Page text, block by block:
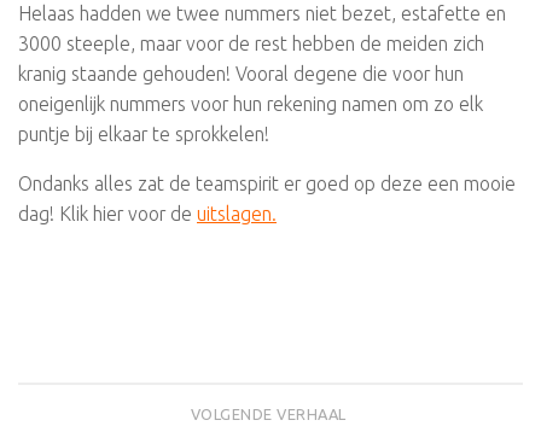
Helaas hadden we twee nummers niet bezet, estafette en
3000 steeple, maar voor de rest hebben de meiden zich
kranig staande gehouden! Vooral degene die voor hun
oneigenlijk nummers voor hun rekening namen om zo elk
puntje bij elkaar te sprokkelen!
Ondanks alles zat de teamspirit er goed op deze een mooie
dag! Klik hier voor de uitslagen.
VOLGENDE VERHAAL